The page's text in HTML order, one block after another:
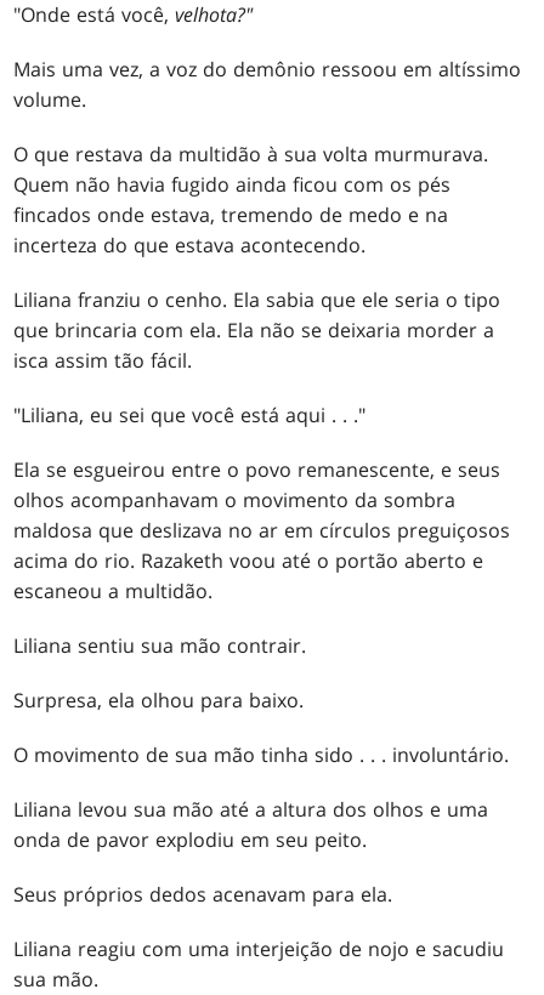
"Onde está você,velhota?"
Mais uma vez, a voz do demônio ressoou em altíssimo
volume.
O que restava da multidão à sua volta murmurava.
Quem não havia fugido ainda ficou com os pés
fincados onde estava, tremendo de medo e na
incerteza do que estava acontecendo.
Liliana franziu o cenho. Ela sabia que ele seria o tipo
que brincaria com ela. Ela não se deixaria morder a
isca assim tão fácil.
"Liliana, eu sei que você está aqui . . ."
Ela se esgueirou entre o povo remanescente, e seus
olhos acompanhavam o movimento da sombra
maldosa que deslizava no ar em círculos preguiçosos
acima do rio. Razaketh voou até o portão aberto e
escaneou a multidão.
Liliana sentiu sua mão contrair.
Surpresa, ela olhou para baixo.
O movimento de sua mão tinha sido . . . involuntário.
Liliana levou sua mão até a altura dos olhos e uma
onda de pavor explodiu em seu peito.
Seus próprios dedos acenavam para ela.
Liliana reagiu com uma interjeição de nojo e sacudiu
sua mão.